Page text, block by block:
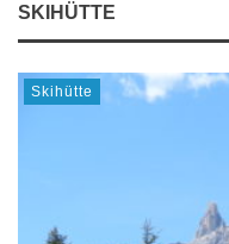
SKIHÜTTE
Skihütte